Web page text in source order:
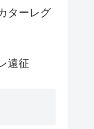
ターレグ
遠征